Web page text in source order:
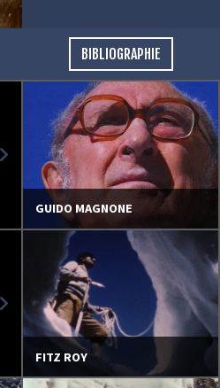
BIBLIOGRAPHIE
GUIDO MAGNONE
FITZ ROY